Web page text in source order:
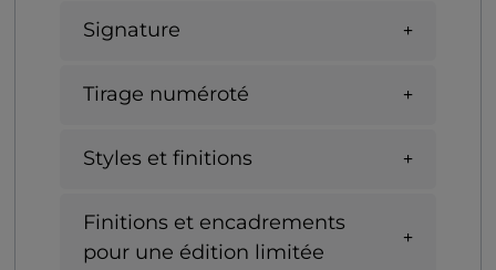
Signature
Tirage numéroté
Styles et finitions
Finitions et encadrements
pour une édition limitée